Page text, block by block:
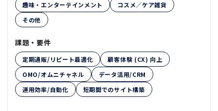
趣味・エンターテインメント
コスメ／ケア雑貨
その他
課題・要件
定期通販/リピート最適化
顧客体験 (CX) 向上
OMO/オムニチャネル
データ活用/CRM
運用効率/自動化
短期間でのサイト構築